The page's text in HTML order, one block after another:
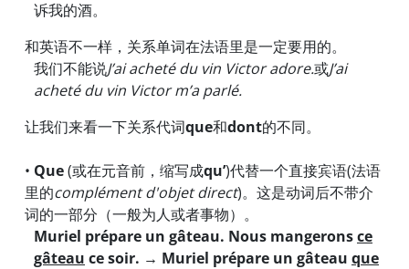
诉我的酒。
和英语不一样，关系单词在法语里是一定要用的。
我们不能说J’ai acheté du vin Victor adore.或J’ai
acheté du vin Victor m’a parlé.
让我们来看一下关系代词que和dont的不同。
• Que(或在元音前，缩写成qu’)代替一个直接宾语(法语
里的complément d'objet direct)。这是动词后不带介
词的一部分（一般为人或者事物）。
Muriel prépare un gâteau. Nous mangeronsce
gâteau ce soir. → Muriel prépare un gâteau que